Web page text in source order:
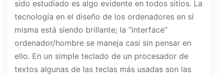
sido estudiado es algo evidente en todos sitios. La
tecnología en el diseño de los ordenadores en sí
misma está siendo brillante; la “interface”
ordenador/hombre se maneja casi sin pensar en
ello. En un simple teclado de un procesador de
textos algunas de las teclas más usadas son las